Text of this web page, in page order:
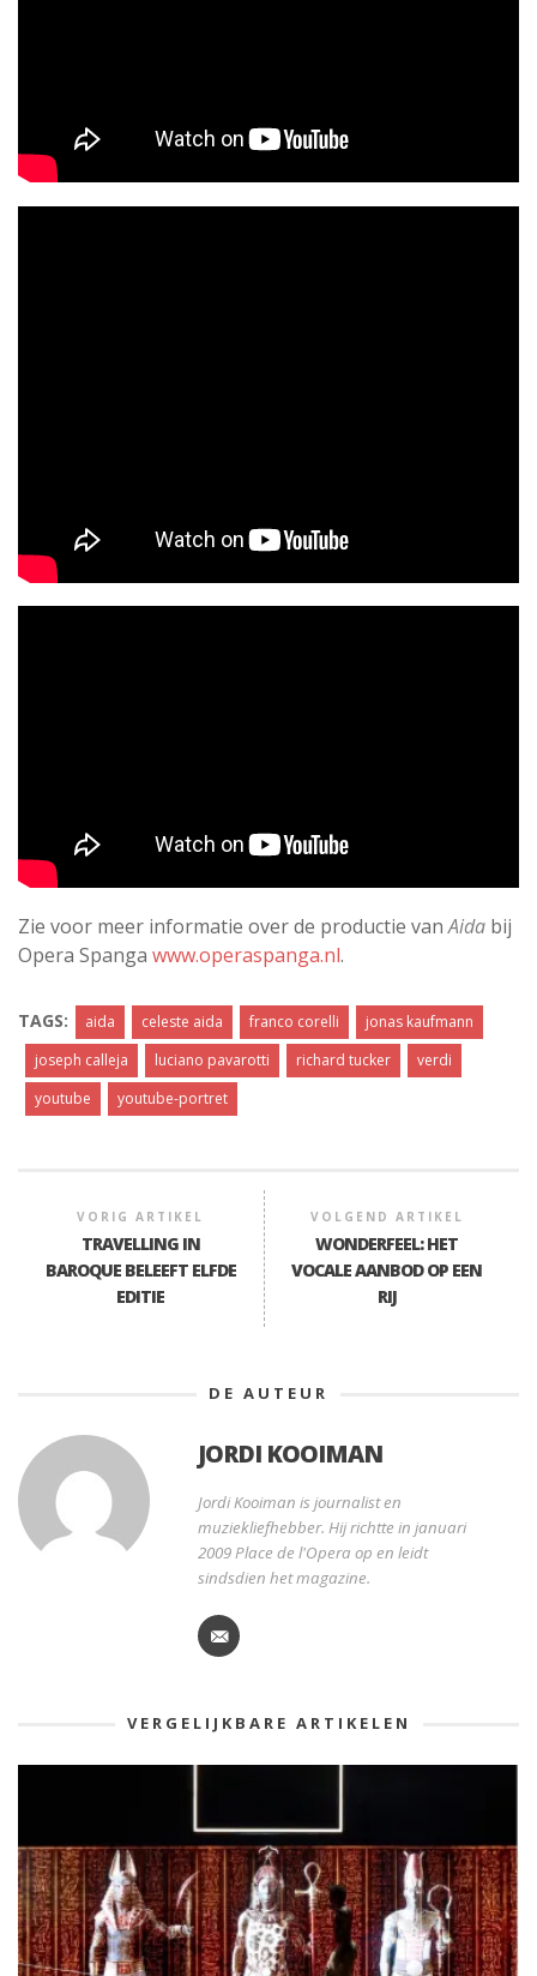
Zie voor meer informatie over de productie vanAida bij
Opera Spanga www.operaspanga.nl.
TAGS: aida celeste aida franco corelli
jonas kaufmann
joseph calleja
luciano pavarotti richard tucker
verdi
youtube
youtube-portret
VORIG ARTIKEL
TRAVELLING IN
BAROQUE BELEEFT ELFDE
EDITIE
VOLGEND ARTIKEL
WONDERFEEL: HET
VOCALE AANBOD OP EEN
RIJ
DE AUTEUR
JORDI KOOIMAN
Jordi Kooiman is journalist en
muziekliefhebber. Hij richtte in januari
2009 Place de l'Opera op en leidt
sindsdien het magazine.
VERGELIJKBARE ARTIKELEN